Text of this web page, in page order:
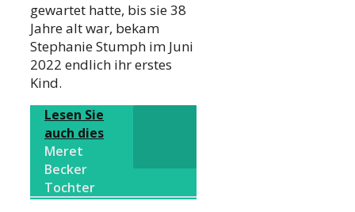
gewartet hatte, bis sie 38
Jahre alt war, bekam
Stephanie Stumph im Juni
2022 endlich ihr erstes
Kind.
Lesen Sie
auch dies
Meret
Becker
Tochter